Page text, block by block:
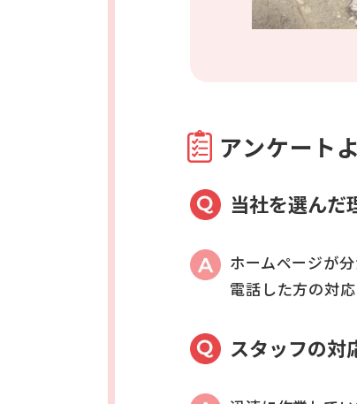
アンケート
当社を選んだ
ホームページが
電話した方の対応
スタッフの対